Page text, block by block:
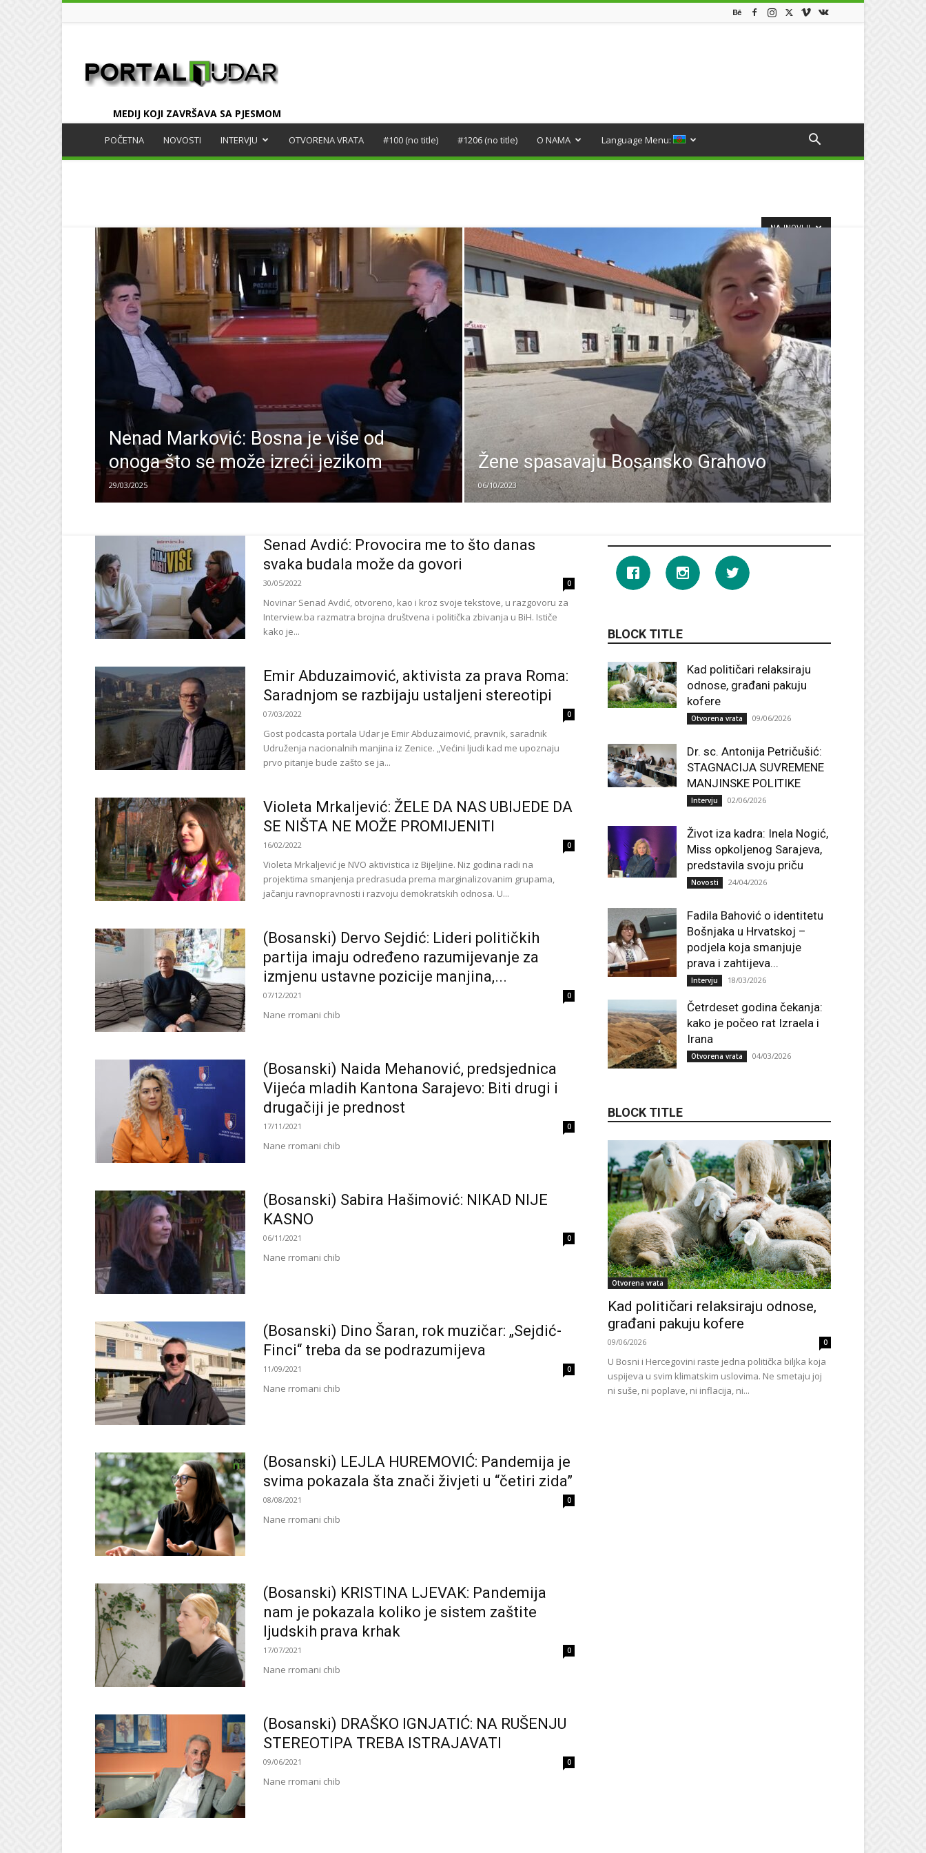
MEDIJ KOJI ZAVRŠAVA SA PJESMOM
POČETNA NOVOSTI INTERVJU OTVORENA VRATA #100 (no title) #1206 (no title) O NAMA Language Menu:
NAJNOVIJI
Nenad Marković: Bosna je više od
onoga što se može izreći jezikom
29/03/2025
Žene spasavaju Bosansko Grahovo
06/10/2023
Senad Avdić: Provocira me to što danas
svaka budala može da govori
30/05/2022 0
Novinar Senad Avdić, otvoreno, kao i kroz svoje tekstove, u razgovoru za
Interview.ba razmatra brojna društvena i politička zbivanja u BiH. Ističe
kako je...
Emir Abduzaimović, aktivista za prava Roma:
Saradnjom se razbijaju ustaljeni stereotipi
07/03/2022 0
Gost podcasta portala Udar je Emir Abduzaimović, pravnik, saradnik
Udruženja nacionalnih manjina iz Zenice. „Većini ljudi kad me upoznaju
prvo pitanje bude zašto se ja...
Violeta Mrkaljević: ŽELE DA NAS UBIJEDE DA
SE NIŠTA NE MOŽE PROMIJENITI
16/02/2022 0
Violeta Mrkaljević je NVO aktivistica iz Bijeljine. Niz godina radi na
projektima smanjenja predrasuda prema marginalizovanim grupama,
jačanju ravnopravnosti i razvoju demokratskih odnosa. U...
(Bosanski) Dervo Sejdić: Lideri političkih
partija imaju određeno razumijevanje za
izmjenu ustavne pozicije manjina,...
07/12/2021 0
Nane rromani chib
(Bosanski) Naida Mehanović, predsjednica
Vijeća mladih Kantona Sarajevo: Biti drugi i
drugačiji je prednost
17/11/2021 0
Nane rromani chib
(Bosanski) Sabira Hašimović: NIKAD NIJE
KASNO
06/11/2021 0
Nane rromani chib
(Bosanski) Dino Šaran, rok muzičar: „Sejdić-
Finci“ treba da se podrazumijeva
11/09/2021 0
Nane rromani chib
(Bosanski) LEJLA HUREMOVIĆ: Pandemija je
svima pokazala šta znači živjeti u “četiri zida”
08/08/2021 0
Nane rromani chib
(Bosanski) KRISTINA LJEVAK: Pandemija
nam je pokazala koliko je sistem zaštite
ljudskih prava krhak
17/07/2021 0
Nane rromani chib
(Bosanski) DRAŠKO IGNJATIĆ: NA RUŠENJU
STEREOTIPA TREBA ISTRAJAVATI
09/06/2021 0
Nane rromani chib
BLOCK TITLE
Kad političari relaksiraju
odnose, građani pakuju
kofere
Otvorena vrata 09/06/2026
Dr. sc. Antonija Petričušić:
STAGNACIJA SUVREMENE
MANJINSKE POLITIKE
Intervju 02/06/2026
Život iza kadra: Inela Nogić,
Miss opkoljenog Sarajeva,
predstavila svoju priču
Novosti 24/04/2026
Fadila Bahović o identitetu
Bošnjaka u Hrvatskoj –
podjela koja smanjuje
prava i zahtijeva...
Intervju 18/03/2026
Četrdeset godina čekanja:
kako je počeo rat Izraela i
Irana
Otvorena vrata 04/03/2026
BLOCK TITLE
Otvorena vrata
Kad političari relaksiraju odnose,
građani pakuju kofere
09/06/2026 0
U Bosni i Hercegovini raste jedna politička biljka koja
uspijeva u svim klimatskim uslovima. Ne smetaju joj
ni suše, ni poplave, ni inflacija, ni...